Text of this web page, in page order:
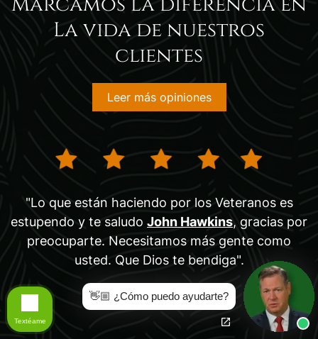
La vida de nuestros
clientes
Leer más opiniones
"Lo que están haciendo por los Veteranos es
estupendo y te saludo John Hawkins, gracias por
preocuparte. Necesitamos más gente como
usted. Que Dios te bendiga".
- Tina
👋🏼 ¿Cómo puedo ayudarte?
Textéame